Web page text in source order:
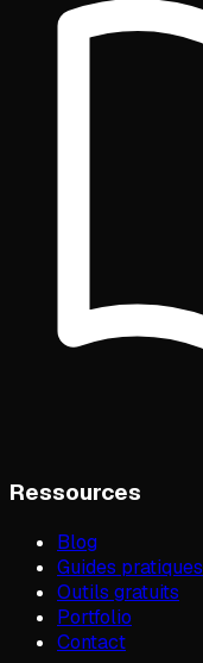
Ressources
Blog
Guides pratiques
Outils gratuits
Portfolio
Contact